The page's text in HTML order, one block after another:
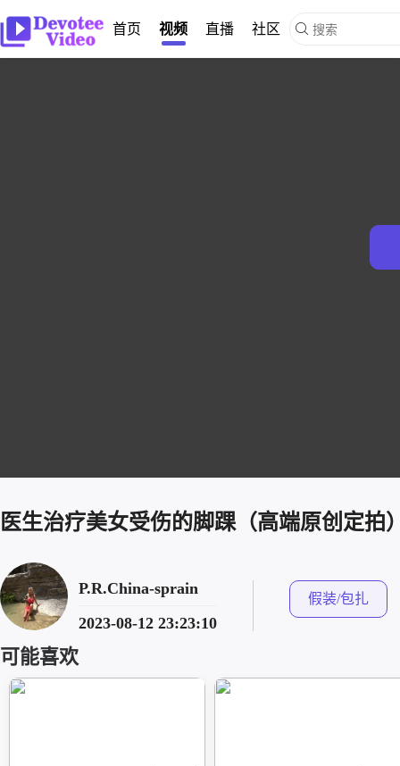
首页 视频 直播 社区 
医生治疗美女受伤的脚踝（高端原创定拍
P.R.China-sprain
2023-08-12 23:23:10
假装/包扎
可能喜欢